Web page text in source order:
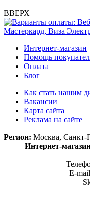
ВВЕРХ
Интернет-магазин
Помощь
Оплата
Блог
Как стать нашим
Вакансии
Карта сайта
Реклама на сайте
Регион: Москва, Санкт-
Интернет-
E-